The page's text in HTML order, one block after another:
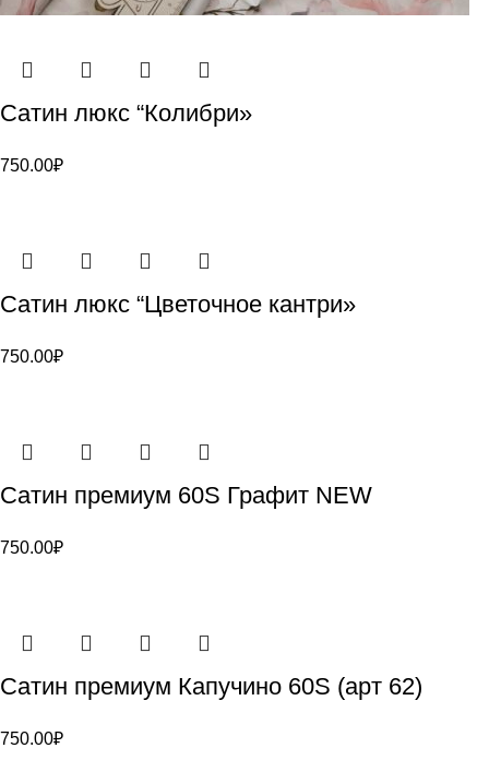
Сатин люкс “Колибри»
750.00₽
Сатин люкс “Цветочное кантри»
750.00₽
Сатин премиум 60S Графит NEW
750.00₽
Сатин премиум Капучино 60S (арт 62)
750.00₽